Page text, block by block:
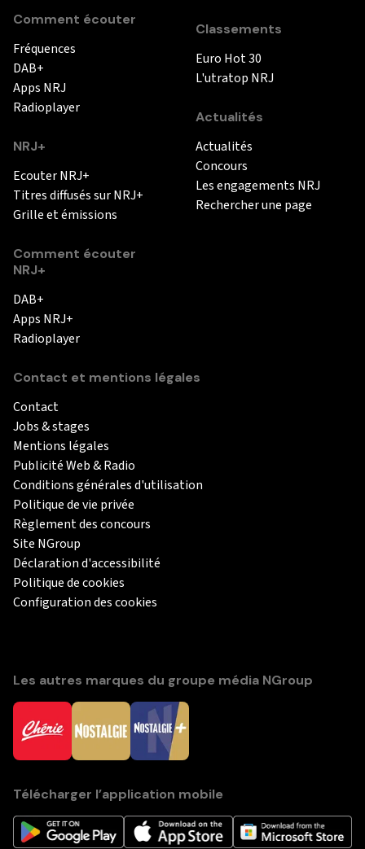
Comment écouter
Fréquences
DAB+
Apps NRJ
Radioplayer
NRJ+
Ecouter NRJ+
Titres diffusés sur NRJ+
Grille et émissions
Comment écouter
NRJ+
DAB+
Apps NRJ+
Radioplayer
Classements
Euro Hot 30
L'utratop NRJ
Actualités
Actualités
Concours
Les engagements NRJ
Rechercher une page
Contact et mentions légales
Contact
Jobs & stages
Mentions légales
Publicité Web & Radio
Conditions générales d'utilisation
Politique de vie privée
Règlement des concours
Site NGroup
Déclaration d'accessibilité
Politique de cookies
Configuration des cookies
Les autres marques du groupe média NGroup
Télécharger l’application mobile